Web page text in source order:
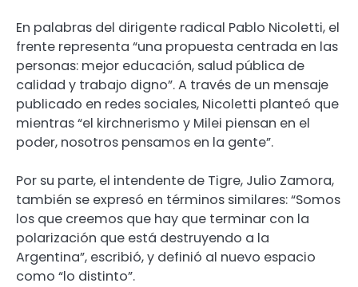
En palabras del dirigente radical Pablo Nicoletti, el
frente representa “una propuesta centrada en las
personas: mejor educación, salud pública de
calidad y trabajo digno”. A través de un mensaje
publicado en redes sociales, Nicoletti planteó que
mientras “el kirchnerismo y Milei piensan en el
poder, nosotros pensamos en la gente”.
Por su parte, el intendente de Tigre, Julio Zamora,
también se expresó en términos similares: “Somos
los que creemos que hay que terminar con la
polarización que está destruyendo a la
Argentina”, escribió, y definió al nuevo espacio
como “lo distinto”.